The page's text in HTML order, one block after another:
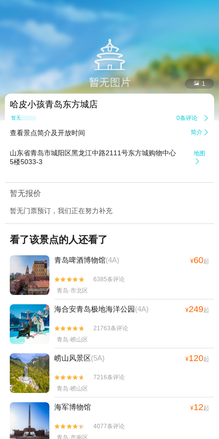
 1
哈皮小孩青岛东方城店
暂无点评 0条评论 
查看景点简介及开放时间 简介 
山东省青岛市城阳区黑龙江中路2111号东方城购物中心
5楼5033-3
地图

暂无报价
暂无门票预订，我们正在努力补充
看了该景点的人还看了
青岛啤酒博物馆(4A) ¥60起


6385条评论
青岛·市北区
海合安青岛极地海洋公园(4A) ¥249起


21763条评论
青岛·崂山区
崂山风景区(5A) ¥120起


7216条评论
青岛·崂山区
海军博物馆 ¥12起


4077条评论